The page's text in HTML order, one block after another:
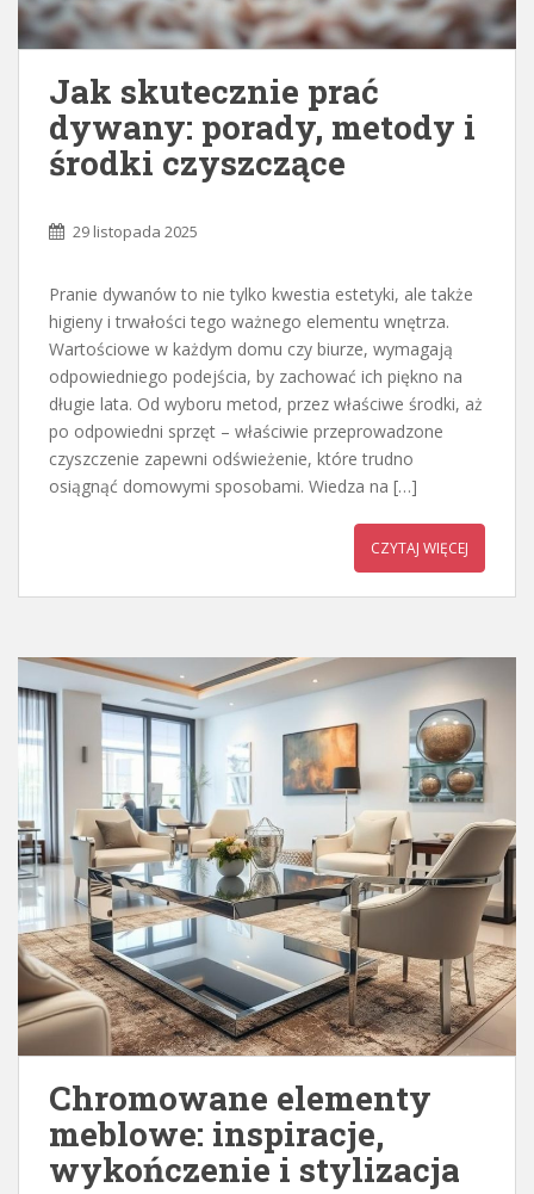
Jak skutecznie prać
dywany: porady, metody i
środki czyszczące
29 listopada 2025
Pranie dywanów to nie tylko kwestia estetyki, ale także
higieny i trwałości tego ważnego elementu wnętrza.
Wartościowe w każdym domu czy biurze, wymagają
odpowiedniego podejścia, by zachować ich piękno na
długie lata. Od wyboru metod, przez właściwe środki, aż
po odpowiedni sprzęt – właściwie przeprowadzone
czyszczenie zapewni odświeżenie, które trudno
osiągnąć domowymi sposobami. Wiedza na […]
CZYTAJ WIĘCEJ
Chromowane elementy
meblowe: inspiracje,
wykończenie i stylizacja